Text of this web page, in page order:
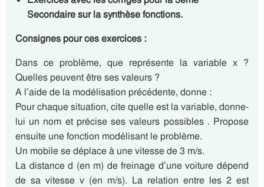
Secondaire sur la synthèse fonctions.
Consignes pour ces exercices :
Dans ce problème, que représente la variable x ?
Quelles peuvent être ses valeurs ?
A l’aide de la modélisation précédente, donne :
Pour chaque situation, cite quelle est la variable, donne-
lui un nom et précise ses valeurs possibles . Propose
ensuite une fonction modélisant le problème.
Un mobile se déplace à une vitesse de 3 m/s.
La distance d (en m) de freinage d’une voiture dépend
de sa vitesse v (en m/s). La relation entre les 2 est